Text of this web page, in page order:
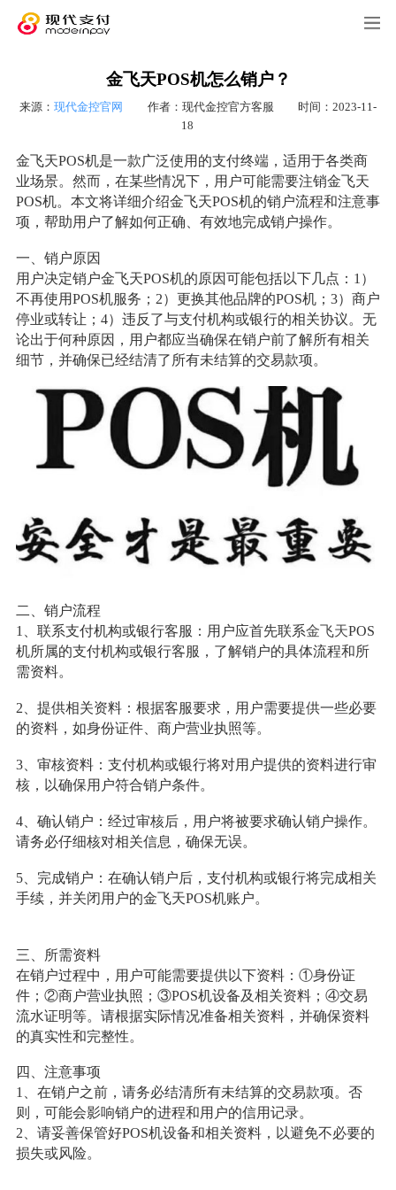
金飞天POS机怎么销户？
来源： 现代金控官网 作者：现代金控官方客服
时间：2023-11-
18
金飞天POS机是一款广泛使用的支付终端，适用于各类商
业场景。然而，在某些情况下，用户可能需要注销金飞天
POS机。本文将详细介绍金飞天POS机的销户流程和注意事
项，帮助用户了解如何正确、有效地完成销户操作。
一、销户原因
用户决定销户金飞天POS机的原因可能包括以下几点：1）
不再使用POS机服务；2）更换其他品牌的POS机；3）商户
停业或转让；4）违反了与支付机构或银行的相关协议。无
论出于何种原因，用户都应当确保在销户前了解所有相关
细节，并确保已经结清了所有未结算的交易款项。
二、销户流程
1、联系支付机构或银行客服：用户应首先联系金飞天POS
机所属的支付机构或银行客服，了解销户的具体流程和所
需资料。
2、提供相关资料：根据客服要求，用户需要提供一些必要
的资料，如身份证件、商户营业执照等。
3、审核资料：支付机构或银行将对用户提供的资料进行审
核，以确保用户符合销户条件。
4、确认销户：经过审核后，用户将被要求确认销户操作。
请务必仔细核对相关信息，确保无误。
5、完成销户：在确认销户后，支付机构或银行将完成相关
手续，并关闭用户的金飞天POS机账户。
三、所需资料
在销户过程中，用户可能需要提供以下资料：①身份证
件；②商户营业执照；③POS机设备及相关资料；④交易
流水证明等。请根据实际情况准备相关资料，并确保资料
的真实性和完整性。
四、注意事项
1、在销户之前，请务必结清所有未结算的交易款项。否
则，可能会影响销户的进程和用户的信用记录。
2、请妥善保管好POS机设备和相关资料，以避免不必要的
损失或风险。